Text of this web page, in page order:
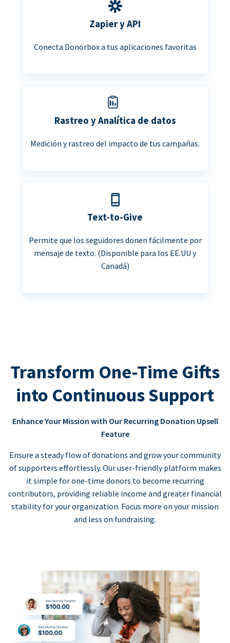
Zapier y API
Conecta Donorbox a tus aplicaciones favoritas
Rastreo y Analítica de datos
Medición y rastreo del impacto de tus campañas.
Text-to-Give
Permite que los seguidores donen fácilmente por
mensaje de texto. (Disponible para los EE.UU y
Canadá)
Transform One-Time Gifts
into Continuous Support
Enhance Your Mission with Our Recurring Donation Upsell
Feature
Ensure a steady flow of donations and grow your community
of supporters effortlessly. Our user-friendly platform makes
it simple for one-time donors to become recurring
contributors, providing reliable income and greater financial
stability for your organization. Focus more on your mission
and less on fundraising.